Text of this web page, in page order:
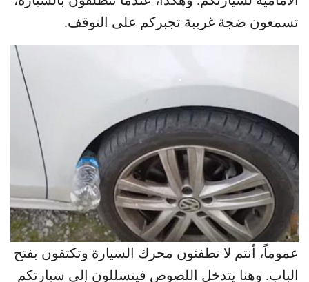
تسمعون ضجة غريبة تجبركم على التوقف.
عموماً، أنتم لا تطفئون محرك السيارة وتكتفون بفتح
الباب. وهنا يتدخل اللصوص فيتسللون إلى سيارتكم